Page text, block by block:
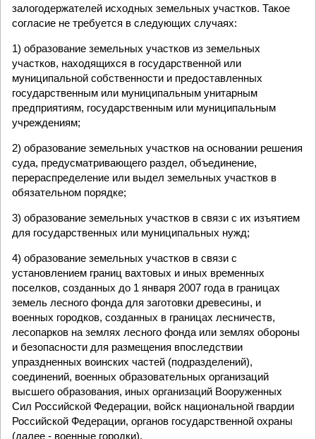
залогодержателей исходных земельных участков. Такое
согласие не требуется в следующих случаях:
1) образование земельных участков из земельных
участков, находящихся в государственной или
муниципальной собственности и предоставленных
государственным или муниципальным унитарным
предприятиям, государственным или муниципальным
учреждениям;
2) образование земельных участков на основании решения
суда, предусматривающего раздел, объединение,
перераспределение или выдел земельных участков в
обязательном порядке;
3) образование земельных участков в связи с их изъятием
для государственных или муниципальных нужд;
4) образование земельных участков в связи с
установлением границ вахтовых и иных временных
поселков, созданных до 1 января 2007 года в границах
земель лесного фонда для заготовки древесины, и
военных городков, созданных в границах лесничеств,
лесопарков на землях лесного фонда или землях обороны
и безопасности для размещения впоследствии
упраздненных воинских частей (подразделений),
соединений, военных образовательных организаций
высшего образования, иных организаций Вооруженных
Сил Российской Федерации, войск национальной гвардии
Российской Федерации, органов государственной охраны
(далее - военные городки).